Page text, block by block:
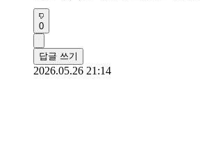
0
답글 쓰기
2026.05.26 21:14